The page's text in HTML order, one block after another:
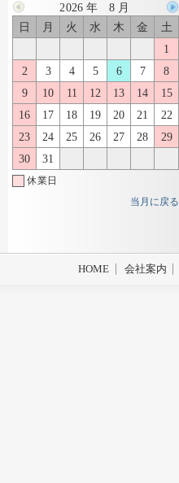
2026 年 8 月
日
月 火 水 木 金
土
1
2
3 4 5 6 7
8
9
10 11 12 13 14
15
16
17 18 19 20 21
22
23
24 25 26 27 28
29
30
31
休業日
当月に戻る
HOME 会社案内